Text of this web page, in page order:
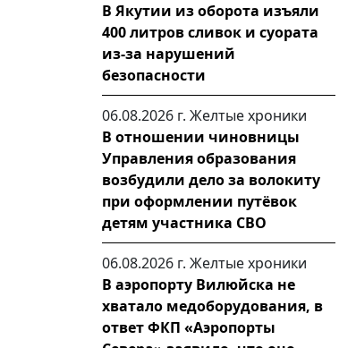
В Якутии из оборота изъяли
400 литров сливок и суората
из-за нарушений
безопасности
06.08.2026 г. Желтые хроники
В отношении чиновницы
Управления образования
возбудили дело за волокиту
при оформлении путёвок
детям участника СВО
06.08.2026 г. Желтые хроники
В аэропорту Вилюйска не
хватало медоборудования, в
ответ ФКП «Аэропорты